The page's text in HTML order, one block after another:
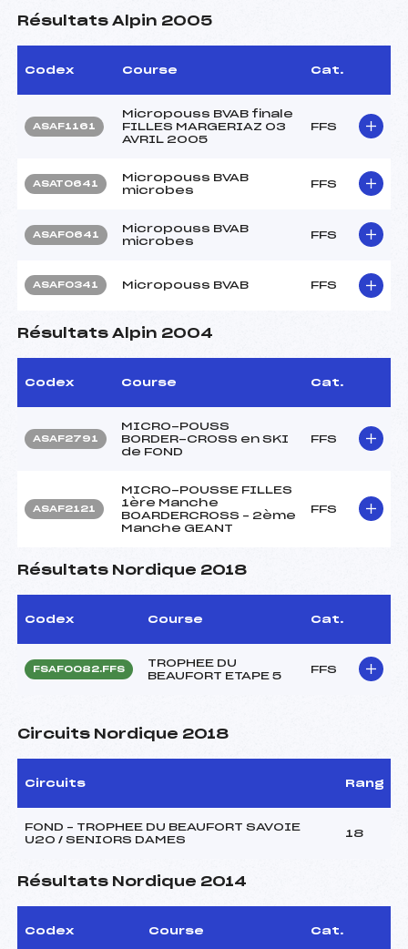
Résultats Alpin 2005
Codex Course Cat.
ASAF1161
Micropouss BVAB finale
FILLES MARGERIAZ 03
AVRIL 2005
FFS
ASAT0641
Micropouss BVAB
microbes
FFS
ASAF0641
Micropouss BVAB
microbes
FFS
ASAF0341 Micropouss BVAB FFS
Résultats Alpin 2004
Codex Course Cat.
ASAF2791
MICRO-POUSS
BORDER-CROSS en SKI
de FOND
FFS
ASAF2121
MICRO-POUSSE FILLES
1ère Manche
BOARDERCROSS – 2ème
Manche GEANT
FFS
Résultats Nordique 2018
Codex Course Cat.
FSAF0082.FFS
TROPHEE DU
BEAUFORT ETAPE 5
FFS
Circuits Nordique 2018
Circuits Rang
FOND – TROPHEE DU BEAUFORT SAVOIE
U20 / SENIORS DAMES
18
Résultats Nordique 2014
Codex Course Cat.